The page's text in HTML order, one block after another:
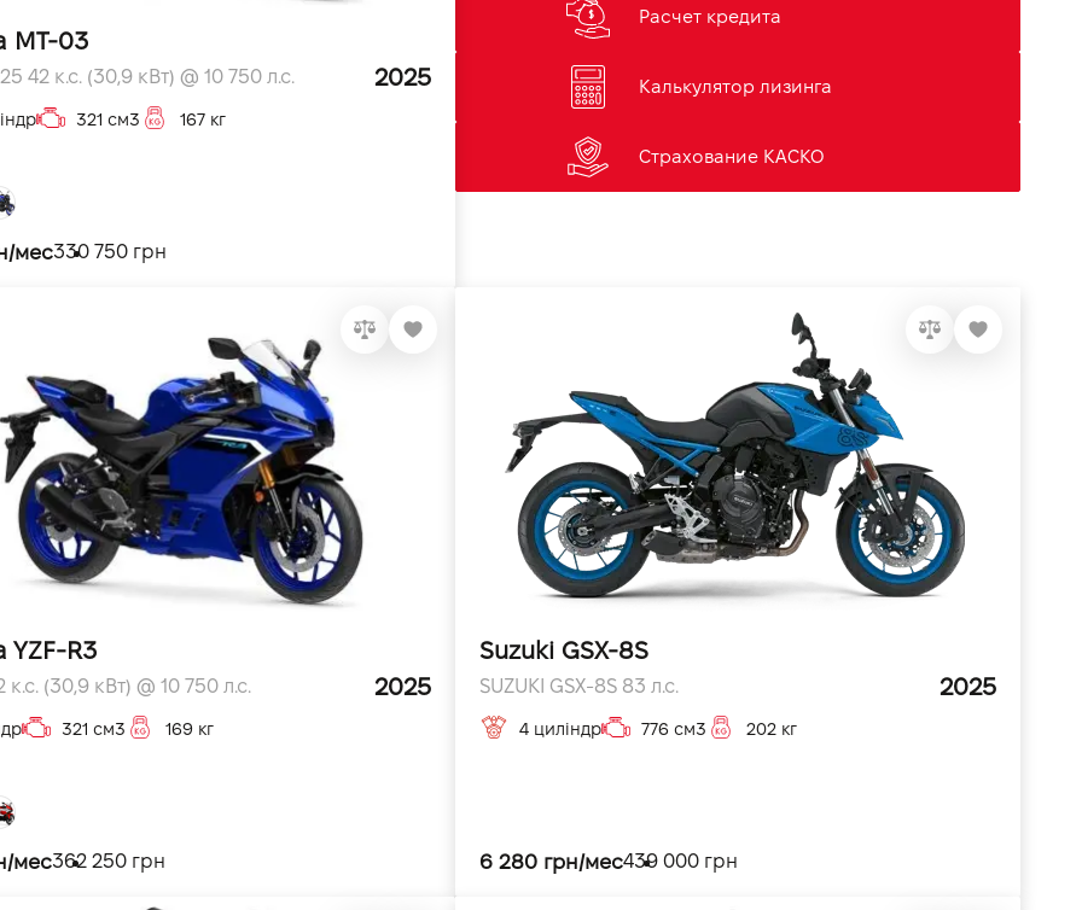
MT-03
42 к.с. (30,9 кВт) @ 10 750 л.с. 2025
321 см3 167 кг
мес330 750 грн
Расчет кредита
Калькулятор лизинга
Страхование КАСКО
YZF-R3
к.с. (30,9 кВт) @ 10 750 л.с. 2025
321 см3 169 кг
мес362 250 грн
Suzuki GSX-8S
SUZUKI GSX-8S 83 л.с. 2025
4 циліндр 776 см3 202 кг
6 280 грн/мес439 000 грн